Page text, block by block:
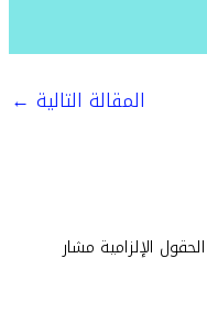
المقالة التالية ←
الحقول الإلزامية مشار